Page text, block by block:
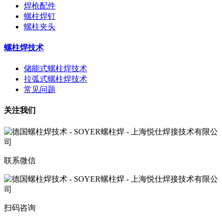
焊枪配件
螺柱焊钉
螺柱夹头
螺柱焊技术
储能式螺柱焊技术
拉弧式螺柱焊技术
常见问题
关注我们
联系微信
扫码咨询